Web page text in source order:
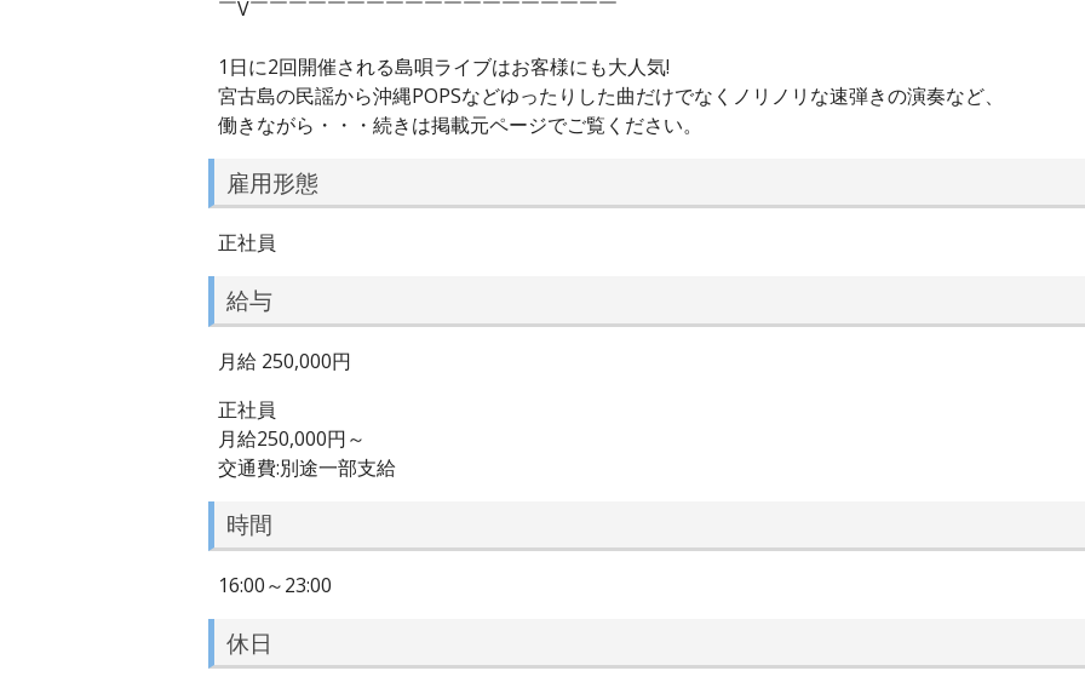
￣V￣￣￣￣￣￣￣￣￣￣￣￣￣￣￣￣￣￣￣
1日に2回開催される島唄ライブはお客様にも大人気!
宮古島の民謡から沖縄POPSなどゆったりした曲だけでなくノリノリな速弾きの演奏など、
働きながら・・・続きは掲載元ページでご覧ください。
雇用形態
正社員
給与
月給 250,000円
正社員
月給250,000円～
交通費:別途一部支給
時間
16:00～23:00
休日